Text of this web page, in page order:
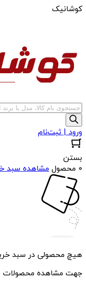
کوشانیک
جستجوی
محصولات
ورود | ثبت‌نام
بستن
0 محصول
مشاهده سبد
هیچ محصولی در سبد
جهت مشاهده محصولات